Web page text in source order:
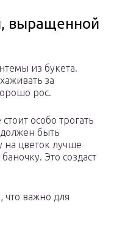
выращенной
из букета.
за
рос.
особо трогать
быть
цветок лучше
Это создаст
что важно для